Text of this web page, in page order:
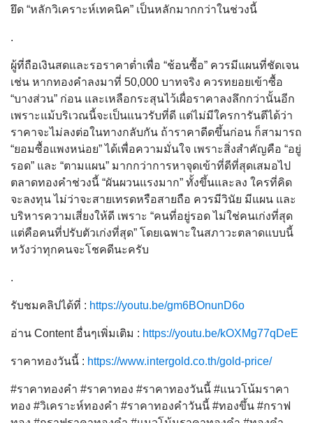
ยึด “หลักวิเคราะห์เทคนิค” เป็นหลักมากกว่าในช่วงนี้
.
ผู้ที่ถือเงินสดและรอราคาต่ำเพื่อ “ช้อนซื้อ” ควรมีแผนที่ชัดเจน
เช่น หากทองคำลงมาที่ 50,000 บาทจริง ควรทยอยเข้าซื้อ
“บางส่วน” ก่อน และเหลือกระสุนไว้เผื่อราคาลงลึกกว่านั้นอีก
เพราะแม้บริเวณนี้จะเป็นแนวรับที่ดี แต่ไม่มีใครการันตีได้ว่า
ราคาจะไม่ลงต่อในทางกลับกัน ถ้าราคาดีดขึ้นก่อน ก็สามารถ
“ยอมซื้อแพงหน่อย” ได้เพื่อความมั่นใจ เพราะสิ่งสำคัญคือ “อยู่
รอด” และ “ตามแผน” มากกว่าการหาจุดเข้าที่ดีที่สุดเสมอไป
ตลาดทองคำช่วงนี้ “ผันผวนแรงมาก” ทั้งขึ้นและลง ใครที่คิด
จะลงทุน ไม่ว่าจะสายเทรดหรือสายถือ ควรมีวินัย มีแผน และ
บริหารความเสี่ยงให้ดี เพราะ “คนที่อยู่รอด ไม่ใช่คนเก่งที่สุด
แต่คือคนที่ปรับตัวเก่งที่สุด” โดยเฉพาะในสภาวะตลาดแบบนี้
หวังว่าทุกคนจะโชคดีนะครับ
.
รับชมคลิปได้ที่ : https://youtu.be/gm6BOnunD6o
อ่าน Content อื่นๆเพิ่มเติม : https://youtu.be/kOXMg77qDeE
ราคาทองวันนี้ : https://www.intergold.co.th/gold-price/
#ราคาทองคำ #ราคาทอง #ราคาทองวันนี้ #แนวโน้มราคา
ทอง #วิเคราะห์ทองคำ #ราคาทองคำวันนี้ #ทองขึ้น #กราฟ